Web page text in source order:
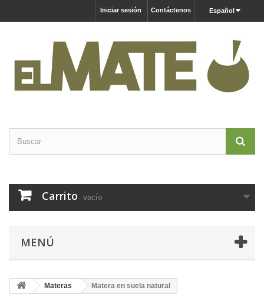
Español
Contáctenos
Iniciar sesión
Carrito vacío
MENÚ
Materas Matera en suela natural